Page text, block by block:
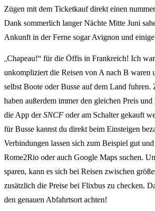
Zügen mit dem Ticketkauf direkt einen
Dank sommerlich langer Nächte Mitte Juni
Ankunft in der Ferne sogar Avignon und
„Chapeau!“ für die Öffis in Frankreich! Ich
unkompliziert die Reisen von A nach B waren
selbst Boote oder Busse auf dem Land fuhren.
haben außerdem immer den gleichen Preis
die App derSNCF oder am Schalter gekauft
für Busse kannst du direkt beim Einsteigen
Verbindungen lassen sich zum Beispiel gut
Rome2Rio oder auch Google Maps suchen.
sparen, kann es sich bei Reisen zwischen
zusätzlich die Preise bei Flixbus zu checken.
den genauen Abfahrtsort achten!